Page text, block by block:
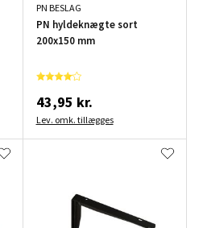
PN BESLAG
PN hyldeknægte sort
200x150 mm
43,95 kr.
Lev. omk. tillægges